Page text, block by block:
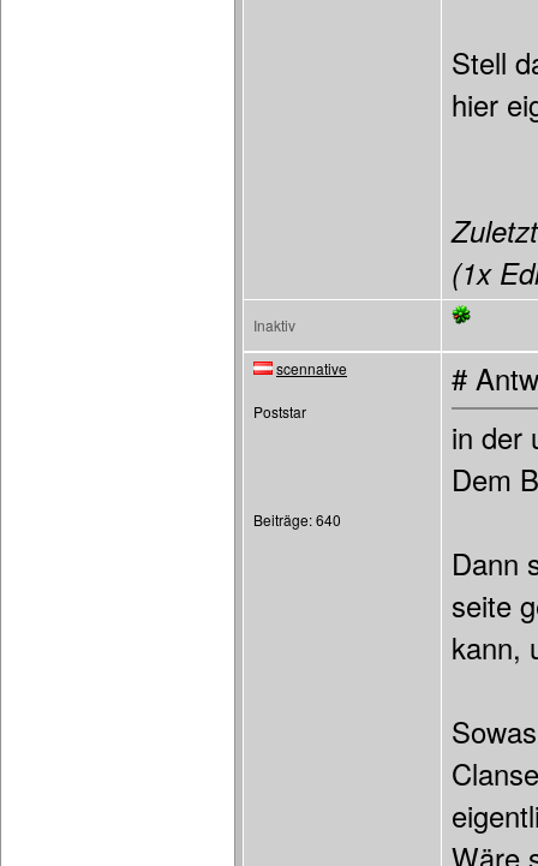
Stell
hier
(1x
Inaktiv
scennative
Poststar
Beiträge: 640
#
in der
Dem
Dann
seite
kann,
Wäre